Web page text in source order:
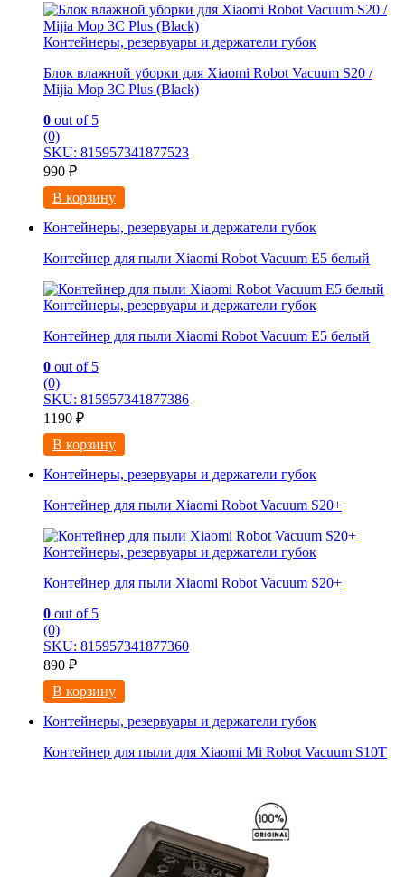
Контейнеры, резервуары и держатели губок
Блок влажной уборки для Xiaomi Robot Vacuum S20 /
Mijia Mop 3С Рlus (Black)
0 out of 5
(0)
SKU: 815957341877523
990 ₽
В корзину
Контейнеры, резервуары и держатели губок
Контейнер для пыли Xiaomi Robot Vacuum E5 белый
Контейнеры, резервуары и держатели губок
Контейнер для пыли Xiaomi Robot Vacuum E5 белый
0 out of 5
(0)
SKU: 815957341877386
1190 ₽
В корзину
Контейнеры, резервуары и держатели губок
Контейнер для пыли Xiaomi Robot Vacuum S20+
Контейнеры, резервуары и держатели губок
Контейнер для пыли Xiaomi Robot Vacuum S20+
0 out of 5
(0)
SKU: 815957341877360
890 ₽
В корзину
Контейнеры, резервуары и держатели губок
Контейнер для пыли для Xiaomi Mi Robot Vacuum S10T